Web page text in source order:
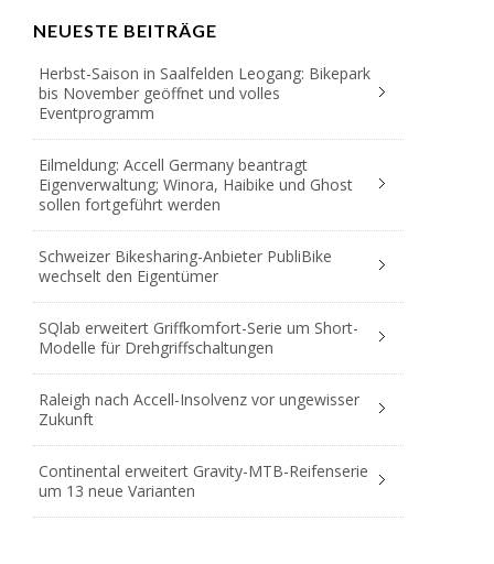
NEUESTE BEITRÄGE
Herbst-Saison in Saalfelden Leogang: Bikepark
bis November geöffnet und volles
Eventprogramm
Eilmeldung: Accell Germany beantragt
Eigenverwaltung; Winora, Haibike und Ghost
sollen fortgeführt werden
Schweizer Bikesharing-Anbieter PubliBike
wechselt den Eigentümer
SQlab erweitert Griffkomfort-Serie um Short-
Modelle für Drehgriffschaltungen
Raleigh nach Accell-Insolvenz vor ungewisser
Zukunft
Continental erweitert Gravity-MTB-Reifenserie
um 13 neue Varianten